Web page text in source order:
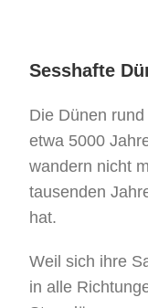
Sesshafte
Die Dünen
etwa 5000
wandern nicht
tausenden
hat.
Weil sich ihre
in alle